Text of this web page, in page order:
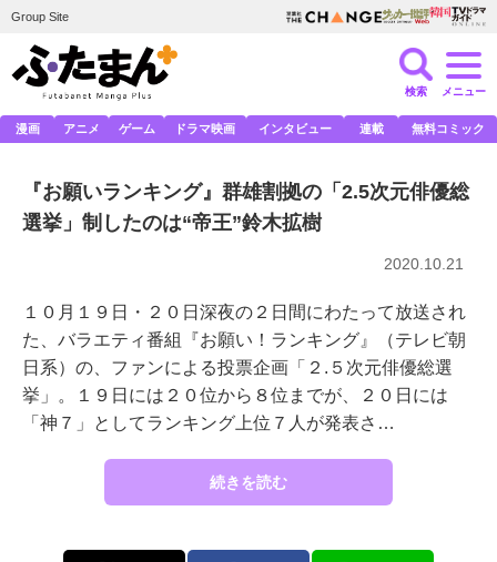
Group Site
検索 メニュー
漫画 アニメ ゲーム ドラマ映画 インタビュー 連載 無料コミック
『お願いランキング』群雄割拠の「2.5次元俳優総
選挙」制したのは“帝王”鈴木拡樹
2020.10.21
１０月１９日・２０日深夜の２日間にわたって放送され
た、バラエティ番組『お願い！ランキング』（テレビ朝
日系）の、ファンによる投票企画「２.５次元俳優総選
挙」。１９日には２０位から８位までが、２０日には
「神７」としてランキング上位７人が発表さ…
続きを読む